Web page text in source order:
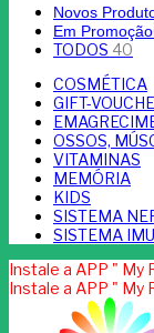
Novos
Em Promoção
TODOS 40
COSMÉTICA
GIFT-
OSSOS,
VITAMINAS
MEMÓRIA
KIDS
SISTEMA
SISTEMA
Instale a APP " My
Instale a APP " My